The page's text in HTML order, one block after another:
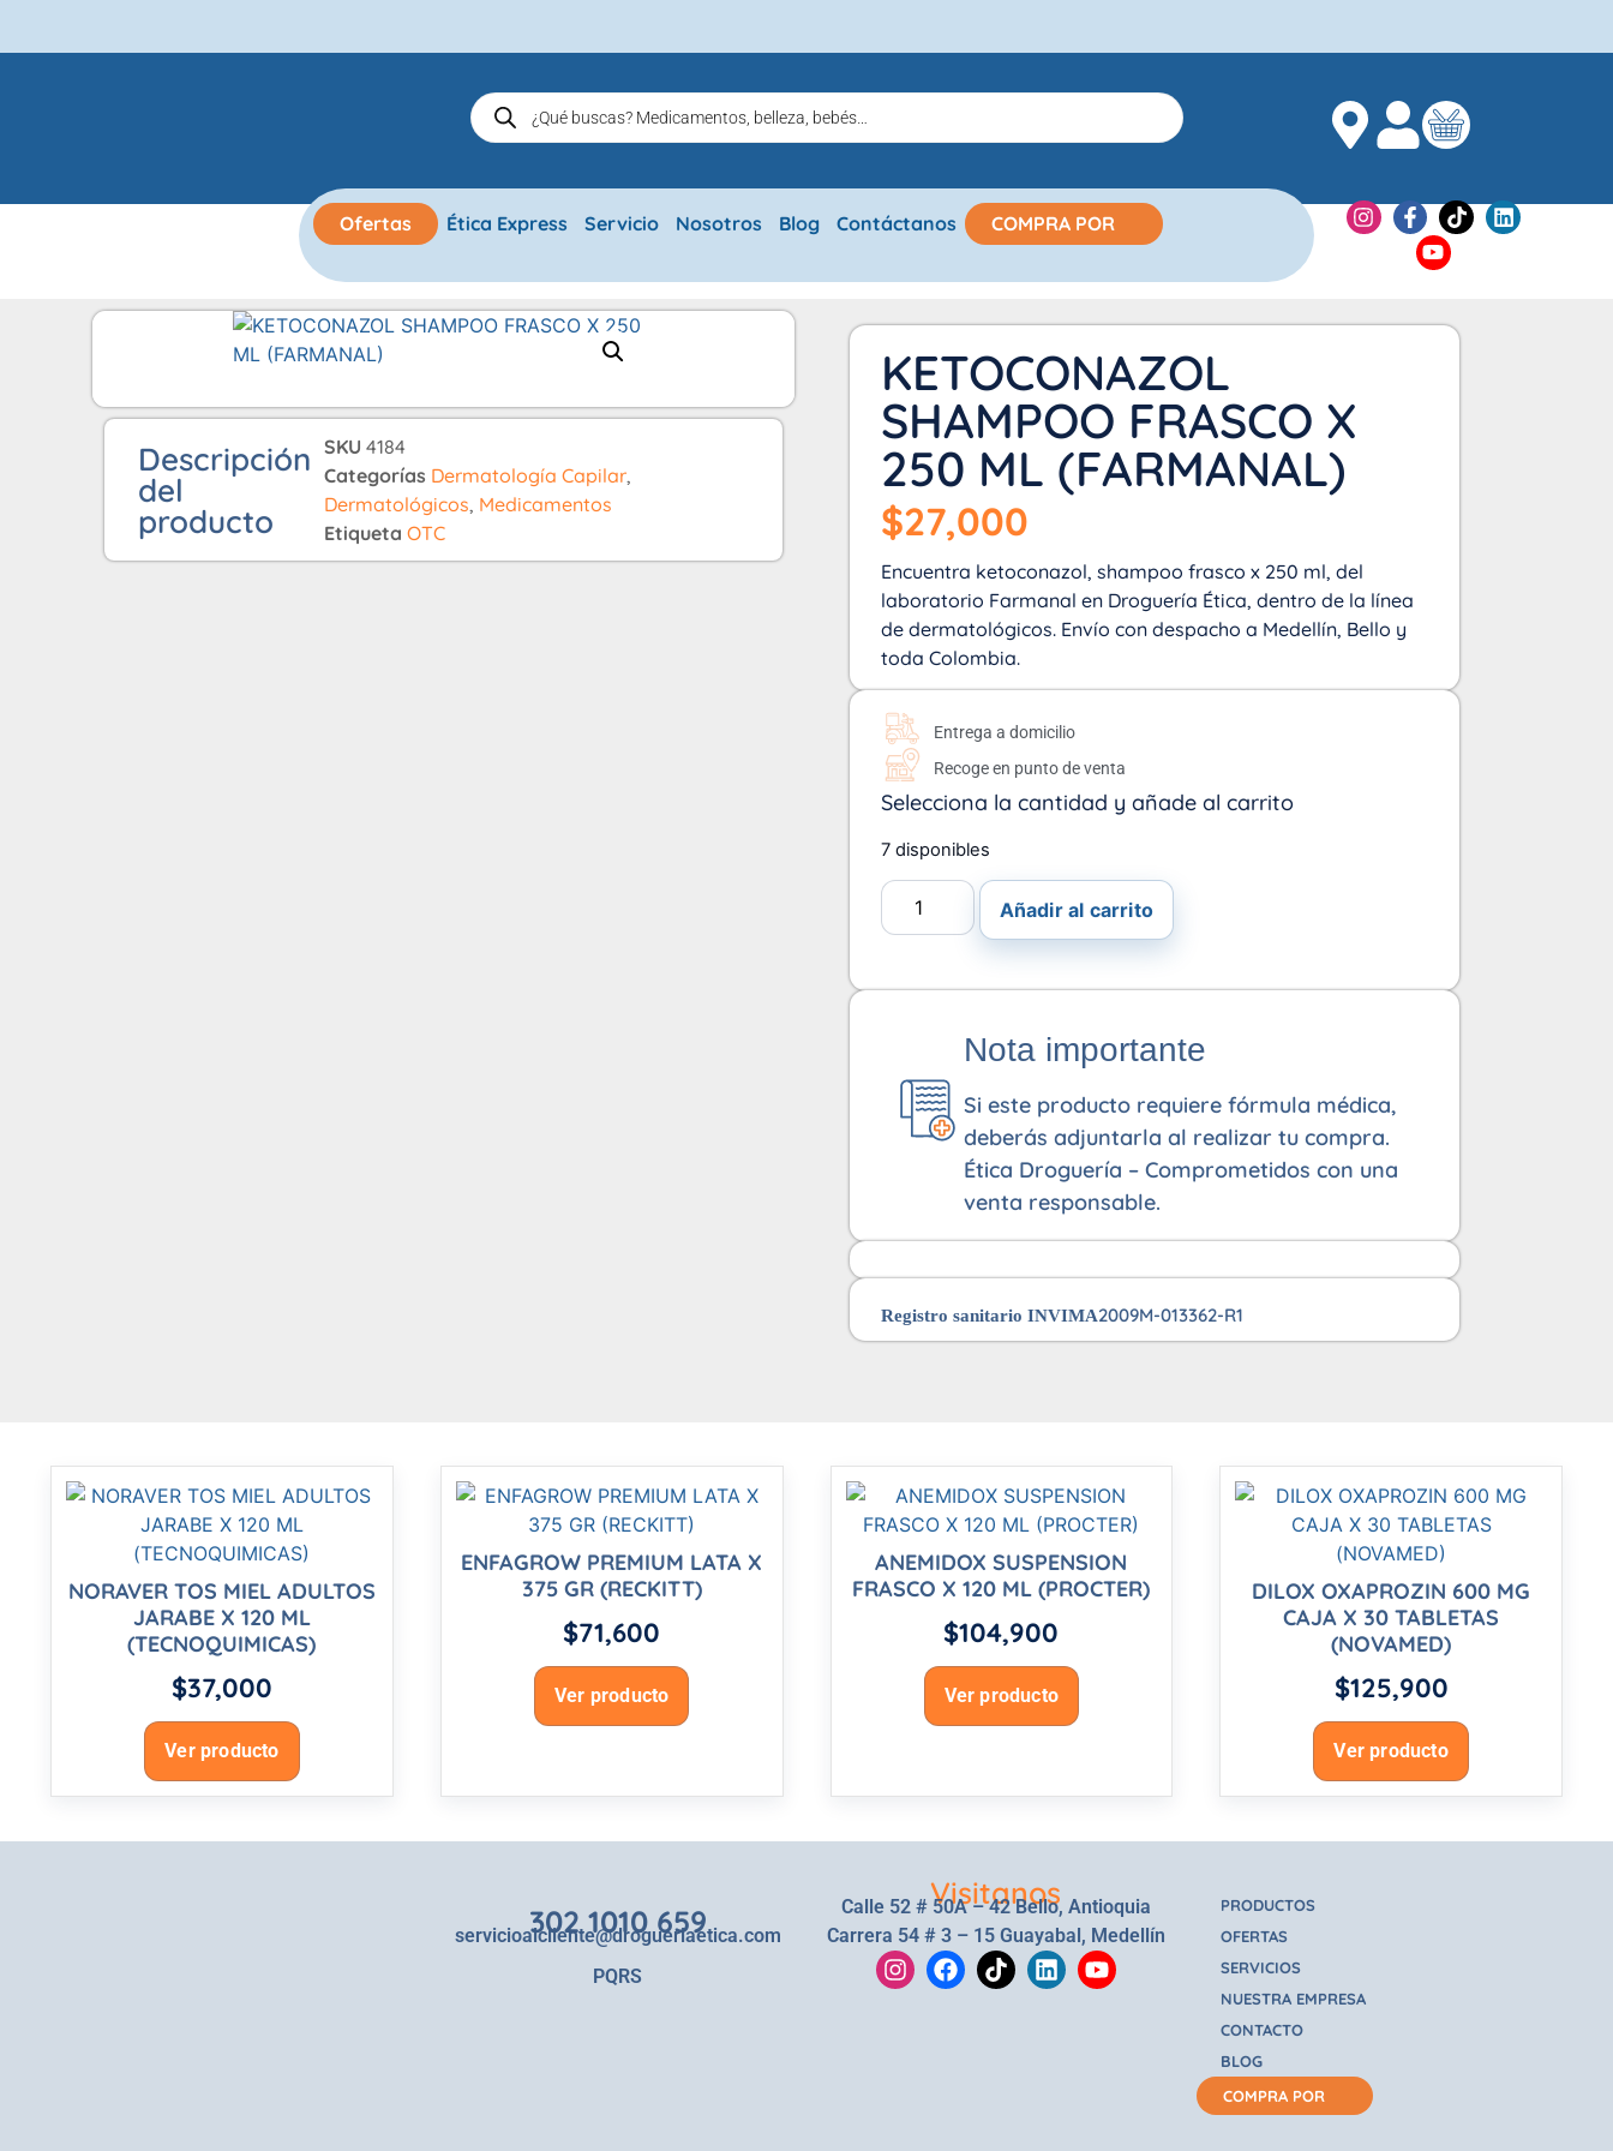
Ofertas Ética Express Servicio Nosotros Blog Contáctanos COMPRA POR
Descripción
del
producto
SKU 4184
Categorías Dermatología Capilar,
Dermatológicos, Medicamentos
Etiqueta OTC
KETOCONAZOL
SHAMPOO FRASCO X
250 ML (FARMANAL)
$27,000
Encuentra ketoconazol, shampoo frasco x 250 ml, del
laboratorio Farmanal en Droguería Ética, dentro de la línea
de dermatológicos. Envío con despacho a Medellín, Bello y
toda Colombia.
Entrega a domicilio
Recoge en punto de venta
Selecciona la cantidad y añade al carrito
7 disponibles
Añadir al carrito
Nota importante
Si este producto requiere fórmula médica,
deberás adjuntarla al realizar tu compra.
Ética Droguería – Comprometidos con una
venta responsable.
Registro sanitario INVIMA2009M-013362-R1
NORAVER TOS MIEL ADULTOS
JARABE X 120 ML
(TECNOQUIMICAS)
$37,000
Ver producto
ENFAGROW PREMIUM LATA X
375 GR (RECKITT)
$71,600
Ver producto
ANEMIDOX SUSPENSION
FRASCO X 120 ML (PROCTER)
$104,900
Ver producto
DILOX OXAPROZIN 600 MG
CAJA X 30 TABLETAS
(NOVAMED)
$125,900
Ver producto
302 1010 659
servicioalcliente@drogueriaetica.com
PQRS
Visitanos
Calle 52 # 50A – 42 Bello, Antioquia
Carrera 54 # 3 – 15 Guayabal, Medellín
PRODUCTOS
OFERTAS
SERVICIOS
NUESTRA EMPRESA
CONTACTO
BLOG
COMPRA POR